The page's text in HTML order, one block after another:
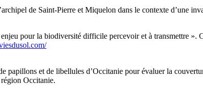
de Saint-Pierre et Miquelon dans le contexte d’une
pour la biodiversité difficile percevoir et à transmettre
papillons et de libellules d’Occitanie pour évaluer la
Occitanie.